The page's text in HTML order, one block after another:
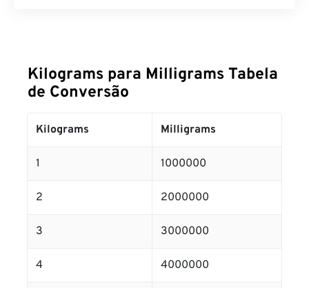
Kilograms para Milligrams Tabela
de Conversão
Kilograms Milligrams
1 1000000
2 2000000
3 3000000
4 4000000